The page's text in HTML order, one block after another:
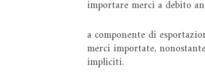
importare merci a debito
a componente di
merci importate,
impliciti.